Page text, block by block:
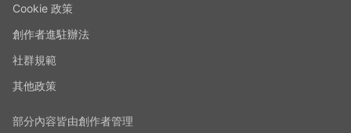
Cookie 政策
創作者進駐辦法
社群規範
其他政策
部分內容皆由創作者管理